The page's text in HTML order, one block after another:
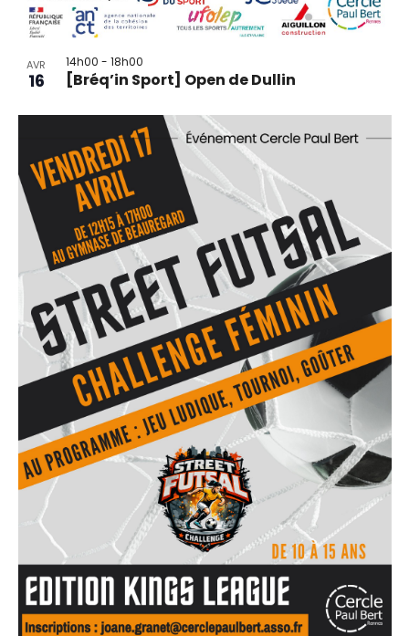
AVR
16 [Bréq’in Sport] Open de Dullin
14h00 - 18h00